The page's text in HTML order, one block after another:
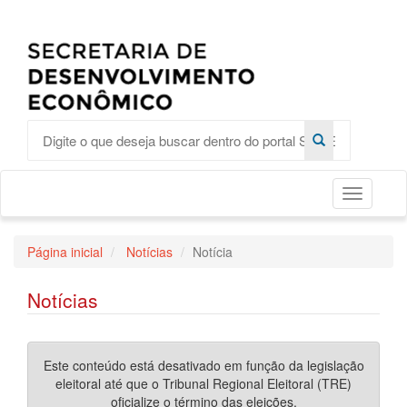
Toggle
Página inicial Notícias Notícia
Notícias
Este conteúdo está desativado em função da legislação
eleitoral até que o Tribunal Regional Eleitoral (TRE)
oficialize o término das eleições.